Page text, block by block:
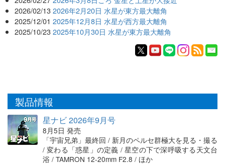
2026/02/13 2026年2月20日 水星が東方最大離角
2025/12/01 2025年12月8日 水星が西方最大離角
2025/10/23 2025年10月30日 水星が東方最大離角
製品情報
星ナビ 2026年9月号
8月5日 発売
「宇宙兄弟」最終回 / 新月のペルセ群極大を見る・撮る
/ 変わる「惑星」の定義 / 星空の下で深呼吸する天文台
浴 / TAMRON 12-20mm F2.8 / ほか